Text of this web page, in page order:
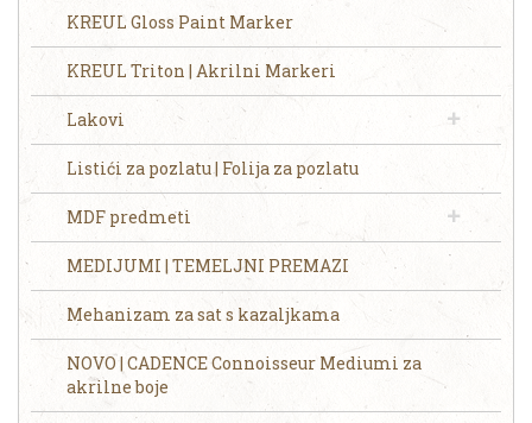
KREUL Gloss Paint Marker
KREUL Triton | Akrilni Markeri
Lakovi
Listići za pozlatu | Folija za pozlatu
MDF predmeti
MEDIJUMI | TEMELJNI PREMAZI
Mehanizam za sat s kazaljkama
NOVO | CADENCE Connoisseur Mediumi za
akrilne boje